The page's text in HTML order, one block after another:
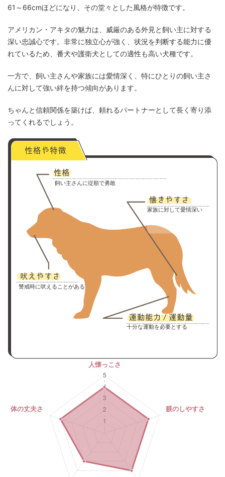
61～66cmほどになり、その堂々とした風格が特徴です。
アメリカン・アキタの魅力は、威厳のある外見と飼い主に対する
深い忠誠心です。非常に独立心が強く、状況を判断する能力に優
れているため、番犬や護衛犬としての適性も高い犬種です。
一方で、飼い主さんや家族には愛情深く、特にひとりの飼い主さ
んに対して強い絆を持つ傾向があります。
ちゃんと信頼関係を築けば、頼れるパートナーとして長く寄り添
ってくれるでしょう。
飼い主さんに従順で勇敢
家族に対して愛情深い
警戒時に吠えることがある
十分な運動を必要とする